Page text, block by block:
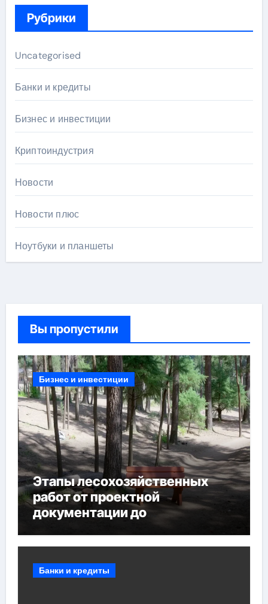
Рубрики
Uncategorised
Банки и кредиты
Бизнес и инвестиции
Криптоиндустрия
Новости
Новости плюс
Ноутбуки и планшеты
Вы пропустили
Бизнес и инвестиции
Этапы лесохозяйственных
работ от проектной
документации до
мероприятий и обустройства
Банки и кредиты